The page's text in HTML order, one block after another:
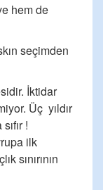
hem de
seçimden
İktidar
Üç yıldır
!
ilk
sınırının